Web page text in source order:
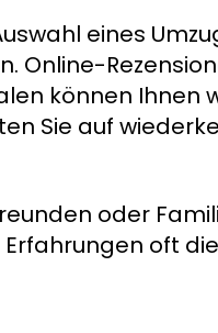
eines
Online-
können Ihnen
Sie auf
oder
oft